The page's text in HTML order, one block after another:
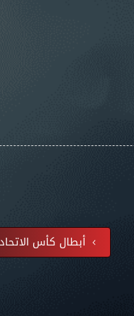
أبطال كأس